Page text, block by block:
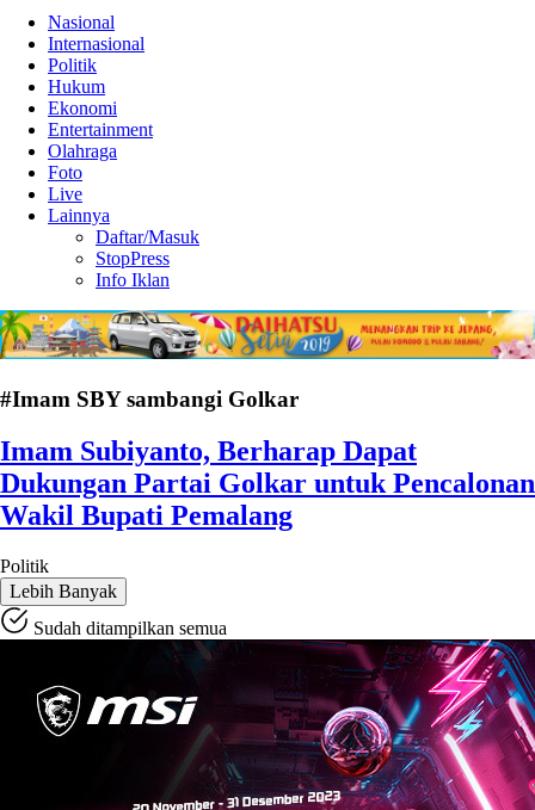
Nasional
Internasional
Politik
Hukum
Ekonomi
Entertainment
Olahraga
Foto
Live
Lainnya
Daftar/Masuk
StopPress
Info Iklan
#Imam SBY sambangi Golkar
Imam Subiyanto, Berharap Dapat
Dukungan Partai Golkar untuk Pencalonan
Wakil Bupati Pemalang
Politik
Lebih Banyak
Sudah ditampilkan semua